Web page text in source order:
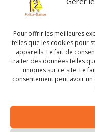
Pour offrir les meilleures
telles que les cookies pour
appareils. Le fait de
traiter des données telles
uniques sur ce site. Le
consentement peut avoir
gestion